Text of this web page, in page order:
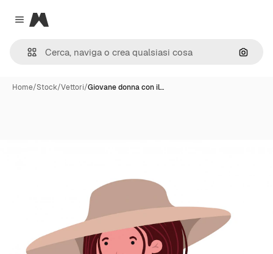
Close menu
Magnific
Cerca
Home/Stock/Vettori/Giovane donna con il…